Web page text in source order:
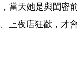
當天她是與閨密前
上夜店狂歡，才會